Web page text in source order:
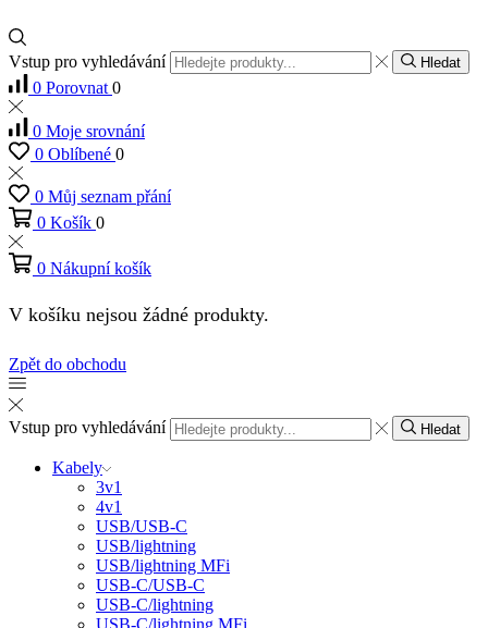
Vstup pro vyhledávání Hledat
0 Porovnat 0
0 Moje srovnání
0 Oblíbené 0
0 Můj seznam přání
0 Košík 0
0 Nákupní košík
V košíku nejsou žádné produkty.
Zpět do obchodu
Vstup pro vyhledávání Hledat
Kabely
3v1
4v1
USB/USB-C
USB/lightning
USB/lightning MFi
USB-C/USB-C
USB-C/lightning
USB-C/lightning MFi